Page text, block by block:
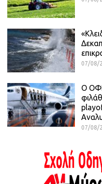
07/08/
Ο
07/08/